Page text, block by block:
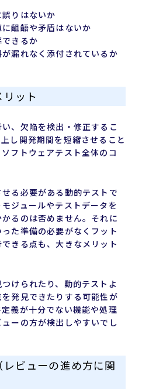
りはないか
齟齬や矛盾はないか
できるか
漏れなく添付されているか
ット
、欠陥を検出・修正するこ
し開発期間を短縮させること
フトウェアテスト全体のコ
る必要がある動的テストで
ジュールやテストデータを
るのは否めません。それに
た準備の必要がなくフット
きる点も、大きなメリット
けられたり、動的テストよ
発見できたりする可能性が
義が十分でない機能や処理
ーの方が検出しやすいでし
ビューの進め方に関